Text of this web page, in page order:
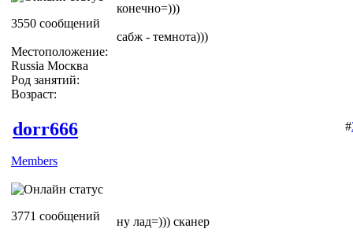
3550 сообщений
Местоположение:
Russia Москва
Род занятий:
Возраст:
конечно=)))
сабж - темнота)))
dorr666
Members
3771 сообщений
#
ну лад=))) сканер